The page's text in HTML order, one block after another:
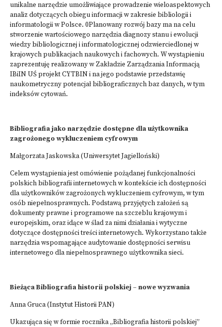
unikalne narzędzie umożliwiające prowadzenie wieloaspektowych
analiz dotyczących obiegu informacji w zakresie bibliologii i
informatologii w Polsce. 0Planowany rozwój bazy ma na celu
stworzenie wartościowego narzędzia diagnozy stanu i ewolucji
wiedzy bibliologicznej i informatologicznej odzwierciedlonej w
krajowych publikacjach naukowych i fachowych. W wystąpieniu
zaprezentuję realizowany w Zakładzie Zarządzania Informacją
IBiIN UŚ projekt CYTBIN i na jego podstawie przedstawię
naukometryczny potencjał bibliograficznych baz danych, w tym
indeksów cytowań.
Bibliografia jako narzędzie dostępne dla użytkownika
zagrożonego wykluczeniem cyfrowym
Małgorzata Jaskowska (Uniwersytet Jagielloński)
Celem wystąpienia jest omówienie pożądanej funkcjonalności
polskich bibliografii internetowych w kontekście ich dostępności
dla użytkowników zagrożonych wykluczeniem cyfrowym, w tym
osób niepełnosprawnych. Podstawą przyjętych założeń są
dokumenty prawne i programowe na szczeblu krajowym i
europejskim, oraz idące w ślad za nimi działania i wytyczne
dotyczące dostępności treści internetowych. Wykorzystano także
narzędzia wspomagające audytowanie dostępności serwisu
internetowego dla niepełnosprawnego użytkownika sieci.
Bieżąca Bibliografia historii polskiej – nowe wyzwania
Anna Gruca (Instytut Historii PAN)
Ukazująca się w formie rocznika „Bibliografia historii polskiej”